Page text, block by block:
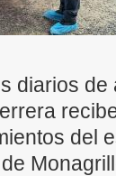
diarios
del